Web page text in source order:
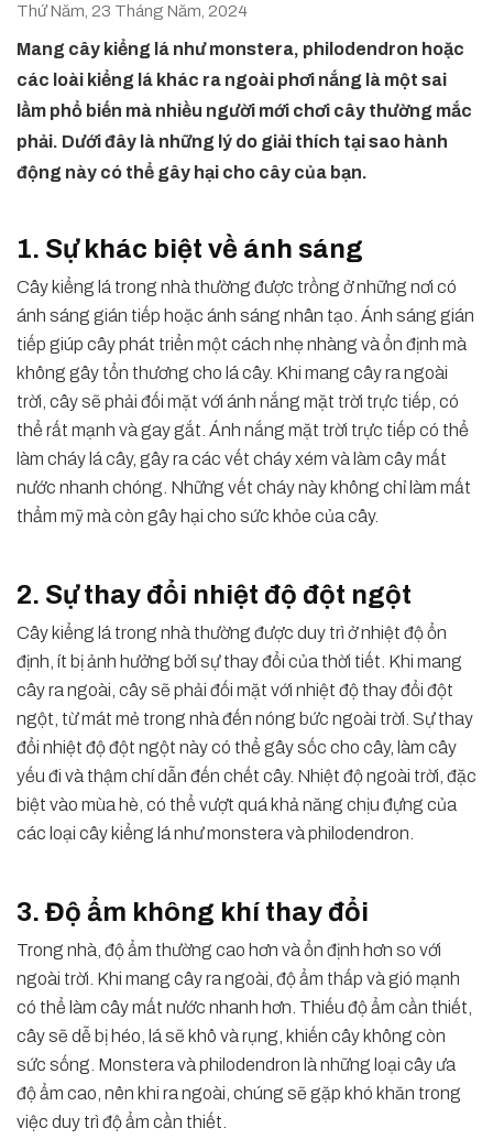
Thứ Năm, 23 Tháng Năm, 2024
Mang cây kiểng lá như monstera, philodendron hoặc
các loài kiểng lá khác ra ngoài phơi nắng là một sai
lầm phổ biến mà nhiều người mới chơi cây thường mắc
phải. Dưới đây là những lý do giải thích tại sao hành
động này có thể gây hại cho cây của bạn.
1. Sự khác biệt về ánh sáng
Cây kiểng lá trong nhà thường được trồng ở những nơi có
ánh sáng gián tiếp hoặc ánh sáng nhân tạo. Ánh sáng gián
tiếp giúp cây phát triển một cách nhẹ nhàng và ổn định mà
không gây tổn thương cho lá cây. Khi mang cây ra ngoài
trời, cây sẽ phải đối mặt với ánh nắng mặt trời trực tiếp, có
thể rất mạnh và gay gắt. Ánh nắng mặt trời trực tiếp có thể
làm cháy lá cây, gây ra các vết cháy xém và làm cây mất
nước nhanh chóng. Những vết cháy này không chỉ làm mất
thẩm mỹ mà còn gây hại cho sức khỏe của cây.
2. Sự thay đổi nhiệt độ đột ngột
Cây kiểng lá trong nhà thường được duy trì ở nhiệt độ ổn
định, ít bị ảnh hưởng bởi sự thay đổi của thời tiết. Khi mang
cây ra ngoài, cây sẽ phải đối mặt với nhiệt độ thay đổi đột
ngột, từ mát mẻ trong nhà đến nóng bức ngoài trời. Sự thay
đổi nhiệt độ đột ngột này có thể gây sốc cho cây, làm cây
yếu đi và thậm chí dẫn đến chết cây. Nhiệt độ ngoài trời, đặc
biệt vào mùa hè, có thể vượt quá khả năng chịu đựng của
các loại cây kiểng lá như monstera và philodendron.
3. Độ ẩm không khí thay đổi
Trong nhà, độ ẩm thường cao hơn và ổn định hơn so với
ngoài trời. Khi mang cây ra ngoài, độ ẩm thấp và gió mạnh
có thể làm cây mất nước nhanh hơn. Thiếu độ ẩm cần thiết,
cây sẽ dễ bị héo, lá sẽ khô và rụng, khiến cây không còn
sức sống. Monstera và philodendron là những loại cây ưa
độ ẩm cao, nên khi ra ngoài, chúng sẽ gặp khó khăn trong
việc duy trì độ ẩm cần thiết.